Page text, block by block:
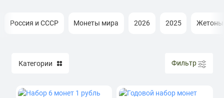
Россия и СССР Монеты мира 2026 2025 Жетоны
Категории Фильтр